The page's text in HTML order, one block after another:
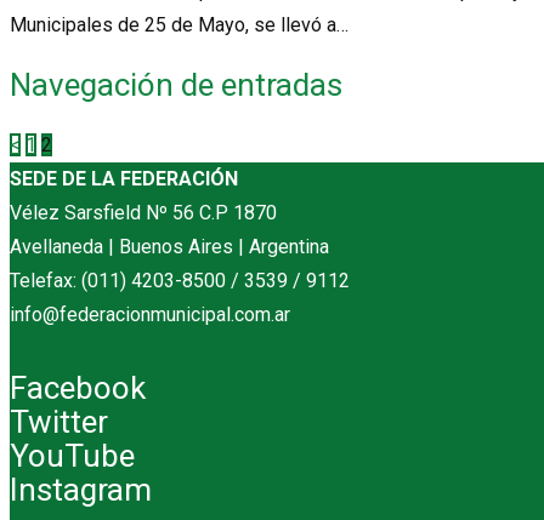
Municipales de 25 de Mayo, se llevó a…
Navegación de entradas
< 1 2
SEDE DE LA FEDERACIÓN
Vélez Sarsfield Nº 56 C.P 1870
Avellaneda | Buenos Aires | Argentina
Telefax: (011) 4203-8500 / 3539 / 9112
info@federacionmunicipal.com.ar
Facebook
Twitter
YouTube
Instagram